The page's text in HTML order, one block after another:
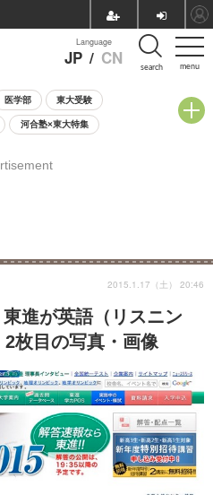
menu
Language
JP / CN search
医学部 東大受験
河合塾×東大特集
説明会・相談会
東進が英語（リスニン
枚目の写真・画像
2015.1.17（土） 20:46